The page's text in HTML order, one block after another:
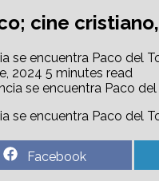
cine
se encuentra Paco del
2024 5 minutes read
se encuentra Paco del
Share
on
Facebook